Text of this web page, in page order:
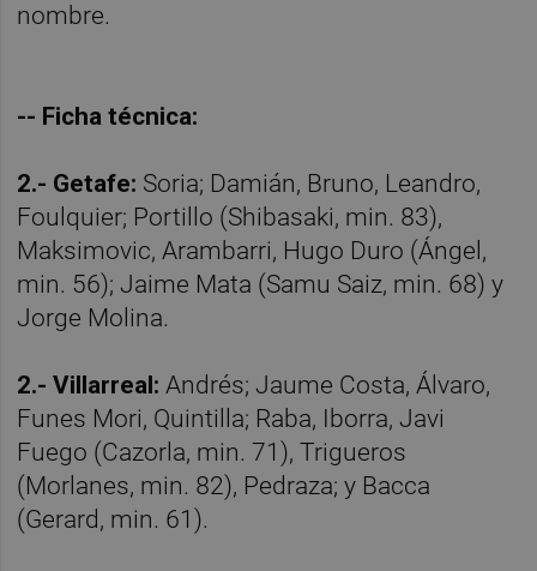
nombre.
-- Ficha técnica:
2.- Getafe: Soria; Damián, Bruno, Leandro,
Foulquier; Portillo (Shibasaki, min. 83),
Maksimovic, Arambarri, Hugo Duro (Ángel,
min. 56); Jaime Mata (Samu Saiz, min. 68) y
Jorge Molina.
2.- Villarreal:Andrés; Jaume Costa, Álvaro,
Funes Mori, Quintilla; Raba, Iborra, Javi
Fuego (Cazorla, min. 71), Trigueros
(Morlanes, min. 82), Pedraza; y Bacca
(Gerard, min. 61).